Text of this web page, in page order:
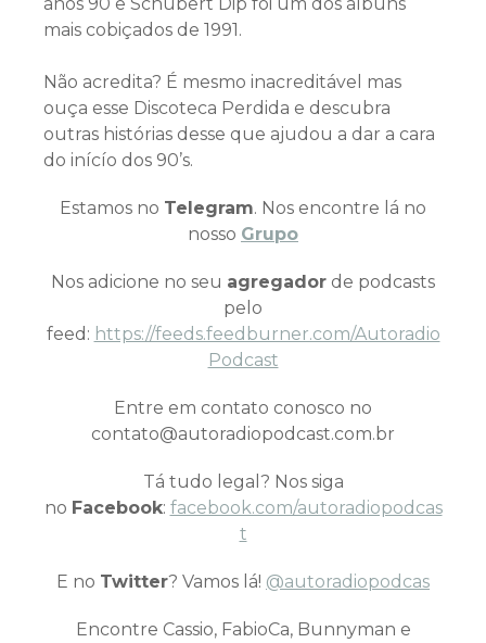
mais cobiçados de 1991.
Não acredita? É mesmo inacreditável mas
ouça esse Discoteca Perdida e descubra
outras histórias desse que ajudou a dar a cara
do inícío dos 90’s.
Estamos no Telegram. Nos encontre lá no
nosso Grupo
Nos adicione no seu agregador de podcasts
pelo
feed: https://feeds.feedburner.com/Autoradio
Podcast
Entre em contato conosco no
contato@autoradiopodcast.com.br
Tá tudo legal? Nos siga
no Facebook: facebook.com/autoradiopodcas
t
E no Twitter? Vamos lá! @autoradiopodcas
Encontre Cassio, FabioCa, Bunnyman e